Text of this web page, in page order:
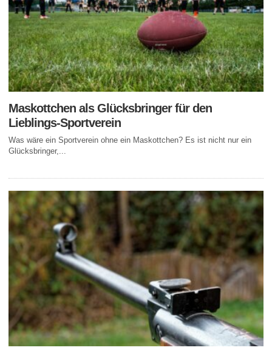
Maskottchen als Glücksbringer für den
Lieblings-Sportverein
Was wäre ein Sportverein ohne ein Maskottchen? Es ist nicht nur ein
Glücksbringer,...